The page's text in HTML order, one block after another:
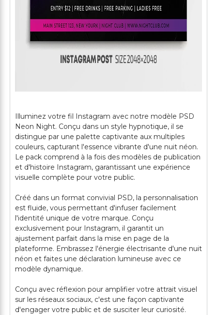
Illuminez votre fil Instagram avec notre modèle PSD
Neon Night. Conçu dans un style hypnotique, il se
distingue par une palette captivante aux multiples
couleurs, capturant l'essence vibrante d'une nuit néon.
Le pack comprend à la fois des modèles de publication
et d'histoire Instagram, garantissant une expérience
visuelle complète pour votre public.
Créé dans un format convivial PSD, la personnalisation
est fluide, vous permettant d'infuser facilement
l'identité unique de votre marque. Conçu
exclusivement pour Instagram, il garantit un
ajustement parfait dans la mise en page de la
plateforme. Embrassez l'énergie électrisante d'une nuit
néon et faites une déclaration lumineuse avec ce
modèle dynamique.
Conçu avec réflexion pour amplifier votre attrait visuel
sur les réseaux sociaux, c'est une façon captivante
d'engager votre public et de susciter leur curiosité.